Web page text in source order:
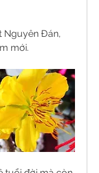
Nguyên Đán,
mới.